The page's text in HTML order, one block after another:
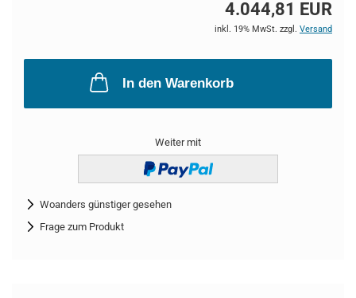
4.044,81 EUR
inkl. 19% MwSt. zzgl. Versand
In den Warenkorb
Weiter mit
Woanders günstiger gesehen
Frage zum Produkt